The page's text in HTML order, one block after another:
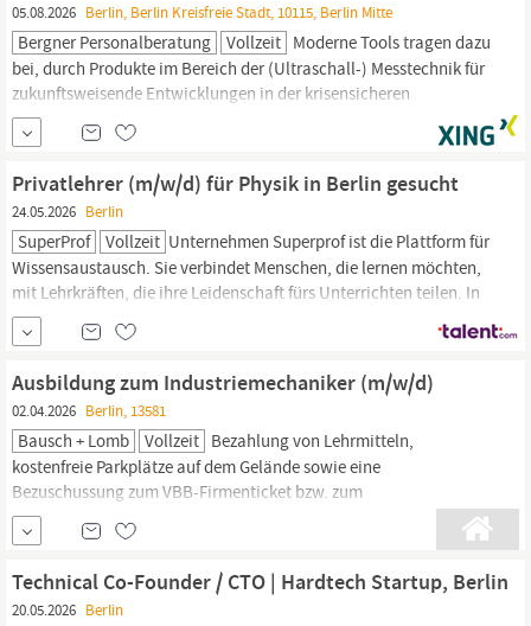
05.08.2026 Berlin, Berlin Kreisfreie Stadt, 10115, Berlin Mitte
Bergner Personalberatung Vollzeit Moderne Tools tragen dazu
bei, durch Produkte im Bereich der (Ultraschall-) Messtechnik für
zukunftsweisende Entwicklungen in der krisensicheren
Umwelttechnik zu sorgen. Für den Standort
mehrere Ingenieure w/m/d, die mit ihren Erfahrungen an der
spannenden Weiterentwicklung und der Aufbauarbeit
Privatlehrer (m/w/d) für Physik in Berlin gesucht
24.05.2026 Berlin
SuperProf Vollzeit Unternehmen Superprof ist die Plattform für
Wissensaustausch. Sie verbindet Menschen, die lernen möchten,
mit Lehrkräften, die ihre Leidenschaft fürs Unterrichten teilen. In
nur 10 Jahren ist Superprof zum weltweiten Marktführer für
Privatunterricht geworden und heute in mehr als 70 Ländern
vertreten. Lehrkräfte können aus über 2.000 Fächern wählen –
Musik, Sprachen,...
Ausbildung zum Industriemechaniker (m/w/d)
02.04.2026 Berlin, 13581
Bausch + Lomb Vollzeit Bezahlung von Lehrmitteln,
kostenfreie Parkplätze auf dem Gelände sowie eine
Bezuschussung zum VBB-Firmenticket bzw. zum
Deutschlandticket etc.). ; Der praktische Teil der Ausbildung
findet an unserem Standort in
und bei unserem
Verbundpartner, dem ABB Ausbildungszentrum
Interessiert?
Technical Co-Founder / CTO | Hardtech Startup, Berlin
20.05.2026 Berlin